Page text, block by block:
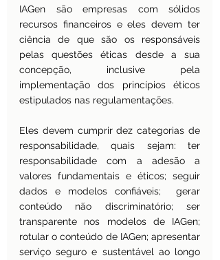
IAGen são empresas com sólidos
recursos financeiros e eles devem ter
ciência de que são os responsáveis
pelas questões éticas desde a sua
concepção, inclusive pela
implementação dos princípios éticos
estipulados nas regulamentações.
Eles devem cumprir dez categorias de
responsabilidade, quais sejam: ter
responsabilidade com a adesão a
valores fundamentais e éticos; seguir
dados e modelos confiáveis;  gerar
conteúdo não discriminatório; ser
transparente nos modelos de IAGen;
rotular o conteúdo de IAGen; apresentar
serviço seguro e sustentável ao longo